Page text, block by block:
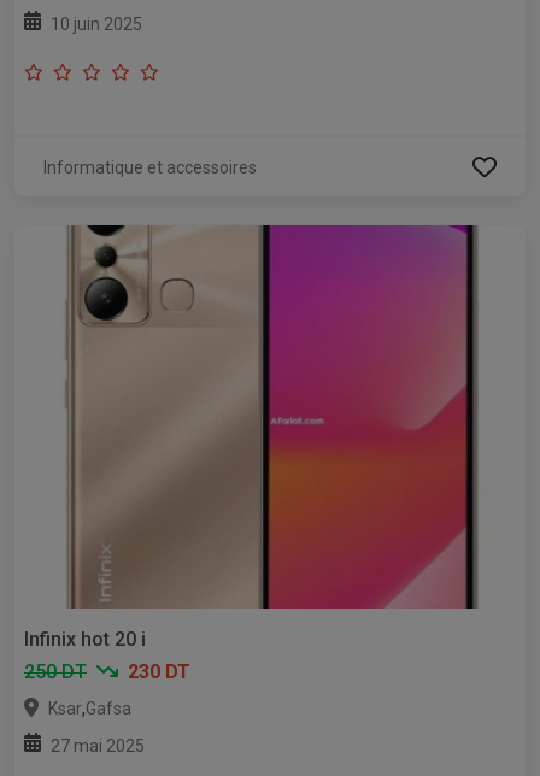
10 juin 2025
Informatique et accessoires
Infinix hot 20 i
250 DT
230 DT
Ksar,Gafsa
27 mai 2025